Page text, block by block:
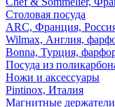
Столовая посуда
ARC, Франция,
Wilmax, Англия,
Bonna, Турция,
Посуда из
Ножи и аксессуары
Pintinox, Италия
Магнитные держатели